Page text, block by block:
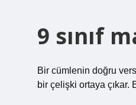
9 sınıf
Bir cümlenin doğru
bir çelişki ortaya